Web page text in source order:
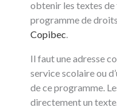
obtenir les textes de
programme de
Copibec.
Il faut une adresse
service scolaire ou
de ce programme.
directement un